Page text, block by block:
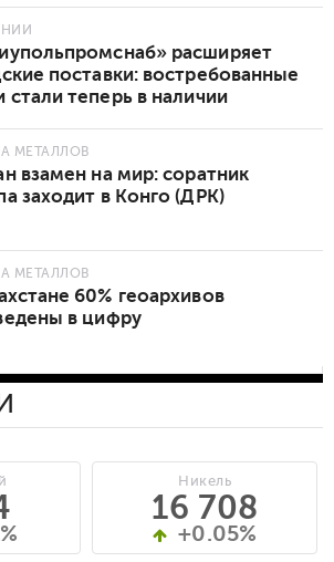
расширяет
поставки: востребованные
стали теперь в наличии
МЕТАЛЛОВ
взамен на мир: соратник
заходит в Конго (ДРК)
МЕТАЛЛОВ
60% геоархивов
в цифру
Никель
16 708
+0.05%